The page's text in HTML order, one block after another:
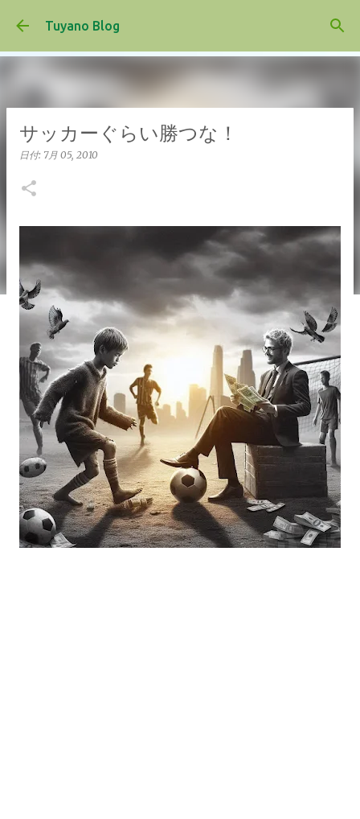
スキップしてメイン コンテンツに移動
Tuyano Blog
サッカーぐらい勝つな！
日付: 7月 05, 2010